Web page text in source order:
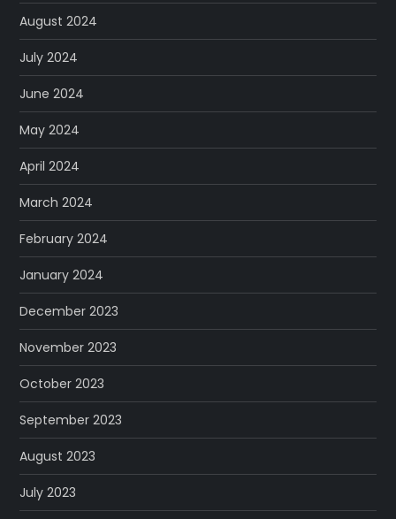
August 2024
July 2024
June 2024
May 2024
April 2024
March 2024
February 2024
January 2024
December 2023
November 2023
October 2023
September 2023
August 2023
July 2023